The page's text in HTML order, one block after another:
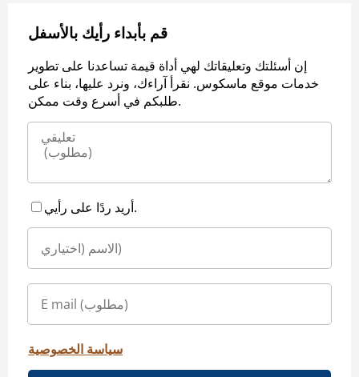
قم بأبداء رأيك بالأسفل
إن أسئلتك وتعليقاتك لهي أداة قيمة تساعدنا على تطوير
خدمات موقع ماسكوس. نقرأ آراءك، ونرد عليها، بناء على
طلبكم في أسرع وقت ممكن.
أريد ردًا على رأيي.
سياسة الخصوصية